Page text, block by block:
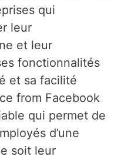
qui
leur
et leur
fonctionnalités
et sa facilité
from Facebook
qui permet de
d’une
soit leur